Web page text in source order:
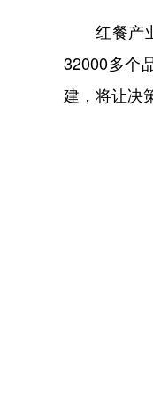
红餐产业
32000多个
建，将让决